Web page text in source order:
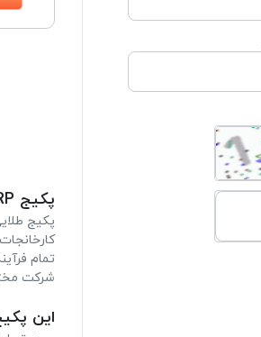
پکیج ERP طلایی چیتاک؛ قله‌ی هوشمندی در تولید و مدیریت هلدینگ
پکیج
تمام
شرکت
این